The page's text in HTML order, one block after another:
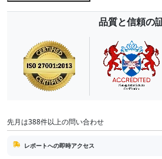
品質と信頼の
先月は388件以上の問い合わせ
レポートへの即時アクセス